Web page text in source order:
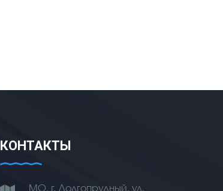
КОНТАКТЫ
МО, г. Долгопрудный, ул.